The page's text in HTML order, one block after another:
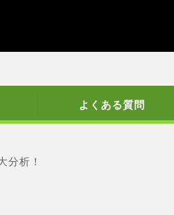
よくある質問
分析！